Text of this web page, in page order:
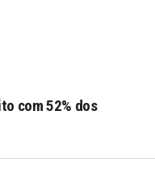
com 52% dos